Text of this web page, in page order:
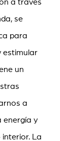
a través
se
para
estimular
un
a
energía y
La